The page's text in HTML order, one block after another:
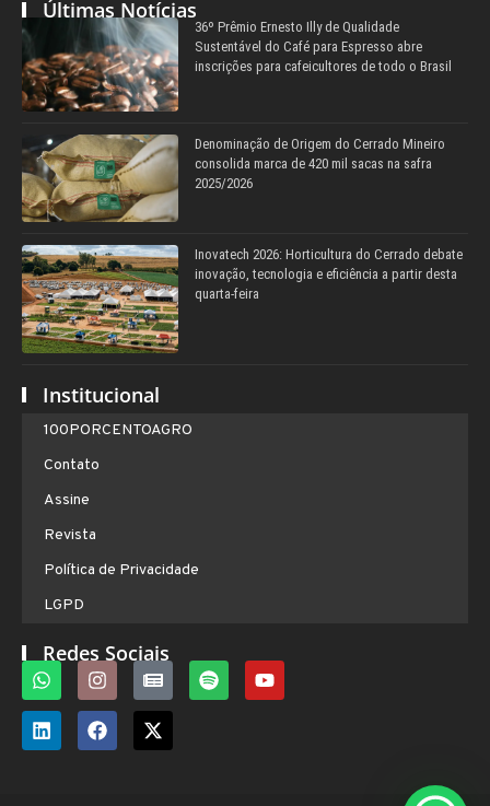
Últimas Notícias
36º Prêmio Ernesto Illy de Qualidade
Sustentável do Café para Espresso abre
inscrições para cafeicultores de todo o Brasil
Denominação de Origem do Cerrado Mineiro
consolida marca de 420 mil sacas na safra
2025/2026
Inovatech 2026: Horticultura do Cerrado debate
inovação, tecnologia e eficiência a partir desta
quarta-feira
Institucional
100PORCENTOAGRO
Contato
Assine
Revista
Política de Privacidade
LGPD
Redes Sociais